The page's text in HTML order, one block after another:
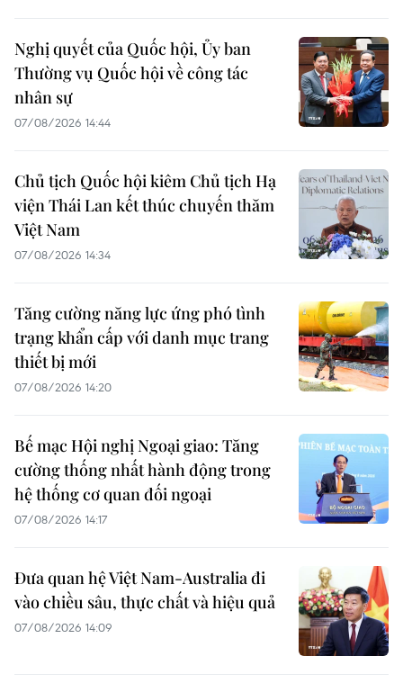
Nghị quyết của Quốc hội, Ủy ban
Thường vụ Quốc hội về công tác
nhân sự
07/08/2026 14:44
Chủ tịch Quốc hội kiêm Chủ tịch Hạ
viện Thái Lan kết thúc chuyến thăm
Việt Nam
07/08/2026 14:34
Tăng cường năng lực ứng phó tình
trạng khẩn cấp với danh mục trang
thiết bị mới
07/08/2026 14:20
Bế mạc Hội nghị Ngoại giao: Tăng
cường thống nhất hành động trong
hệ thống cơ quan đối ngoại
07/08/2026 14:17
Đưa quan hệ Việt Nam-Australia đi
vào chiều sâu, thực chất và hiệu quả
07/08/2026 14:09